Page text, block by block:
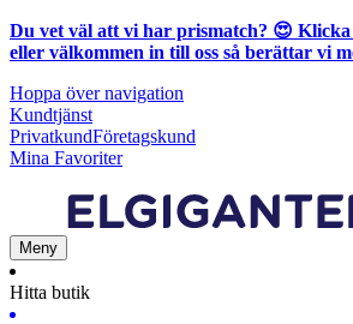
Du vet väl att vi har prismatch? 😍 Klicka
eller välkommen in till oss så berättar vi
Hoppa över navigation
Kundtjänst
PrivatkundFöretagskund
Mina Favoriter
Meny
Hitta butik